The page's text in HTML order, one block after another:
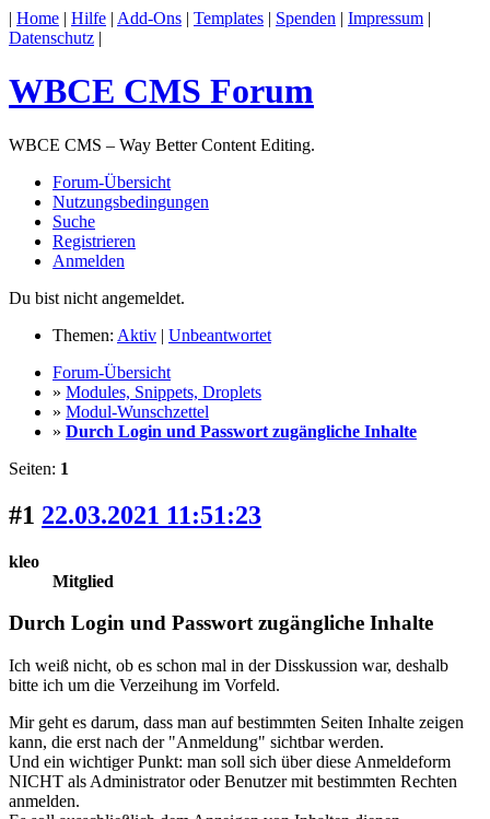
| Home | Hilfe | Add-Ons | Templates | Spenden | Impressum |
Datenschutz |
WBCE CMS Forum
WBCE CMS – Way Better Content Editing.
Forum-Übersicht
Nutzungsbedingungen
Suche
Registrieren
Anmelden
Du bist nicht angemeldet.
Themen: Aktiv | Unbeantwortet
Forum-Übersicht
» Modules, Snippets, Droplets
» Modul-Wunschzettel
» Durch Login und Passwort zugängliche Inhalte
Seiten: 1
#1 22.03.2021 11:51:23
kleo
Mitglied
Durch Login und Passwort zugängliche Inhalte
Ich weiß nicht, ob es schon mal in der Disskussion war, deshalb
bitte ich um die Verzeihung im Vorfeld.
Mir geht es darum, dass man auf bestimmten Seiten Inhalte zeigen
kann, die erst nach der "Anmeldung" sichtbar werden.
Und ein wichtiger Punkt: man soll sich über diese Anmeldeform
NICHT als Administrator oder Benutzer mit bestimmten Rechten
anmelden.